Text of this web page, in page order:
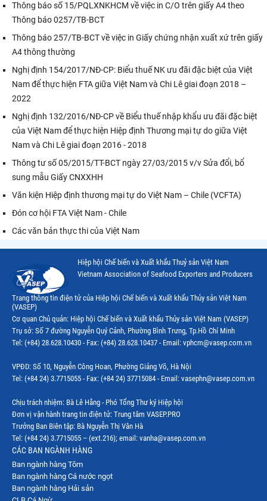
Thông báo số 15/PQLXNKHCM về việc in C/O trên giấy A4 theo
Thông báo 0257/TB-BCT
Thông báo 257/TB-BCT về việc in Giấy chứng nhận xuất xứ trên giấy
A4 thông thường
Nghị định 154/2017/NĐ-CP: Biểu thuế NK ưu đãi đặc biệt của Việt
Nam để thực hiện FTA giữa Việt Nam và Chi Lê giai đoạn 2018 –
2022
Nghị định 132/2016/NĐ-CP về Biểu thuế nhập khẩu ưu đãi đặc biệt
của Việt Nam để thực hiện Hiệp định Thương mại tự do giữa Việt
Nam và Chi Lê giai đoạn 2016 - 2018
Thông tư số 05/2015/TT-BCT ngày 27/03/2015 v/v Sửa đổi, bổ
sung mẫu Giấy CNXXHH
Văn kiện Hiệp định thương mại tự do Việt Nam – Chile (VCFTA)
Đón cơ hội FTA Việt Nam - Chile
Các văn bản thực thi của Việt Nam
Hiệp hội Chế biến và Xuất khẩu Thuỷ sản Việt Nam
Vietnam Association of Seafood Exporters and Producers
Trang thông tin điện tử của Hiệp hội Chế biến và Xuất khẩu Thủy sản Việt Nam
(VASEP)
Cơ quan Chủ quản: Hiệp hội Chế biến và Xuất khẩu Thủy sản Việt Nam (VASEP)
Trụ sở: Số 7 đường Nguyễn Quý Cảnh, Phường Bình Trưng, Tp.Hồ Chí Minh
Tel: (+84) 28.628.10430 - Fax: (+84) 28.628.10437 - Email: vphcm@vasep.com.vn
VPĐD: Số 10, Nguyễn Công Hoan, Phường Giảng Võ, Hà Nội
Tel: (+84 24) 3.7715055 - Fax: (+84 24) 37715084 - Email: vasephn@vasep.com.vn
Chịu trách nhiệm: Bà Lê Hằng - Phó Tổng Thư ký Hiệp hội
Đơn vị vận hành trang tin điện tử: Trung tâm VASEP.PRO
Trưởng Ban Biên tập: Bà Nguyễn Thị Vân Hà
Tel: (+84 24) 3.7715055 – (ext.216); email: vanha@vasep.com.vn
CÁC BAN NGÀNH HÀNG
Ban ngành hàng Tôm
Ban ngành hàng Cá nước ngọt
Ban ngành hàng Hải sản